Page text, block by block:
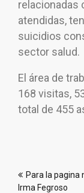
relacionadas
atendidas,
suicidios
sector salud.
El área de
168 visitas,
total de 455
dePara la pagina
Irma Fegroso